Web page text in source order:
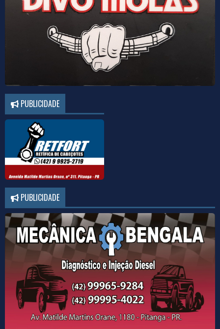
PUBLICIDADE
PUBLICIDADE